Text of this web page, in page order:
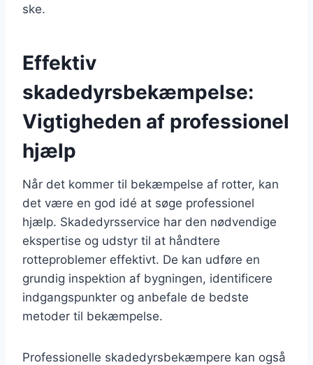
ske.
Effektiv
skadedyrsbekæmpelse:
Vigtigheden af professionel
hjælp
Når det kommer til bekæmpelse af rotter, kan
det være en god idé at søge professionel
hjælp. Skadedyrsservice har den nødvendige
ekspertise og udstyr til at håndtere
rotteproblemer effektivt. De kan udføre en
grundig inspektion af bygningen, identificere
indgangspunkter og anbefale de bedste
metoder til bekæmpelse.
Professionelle skadedyrsbekæmpere kan også